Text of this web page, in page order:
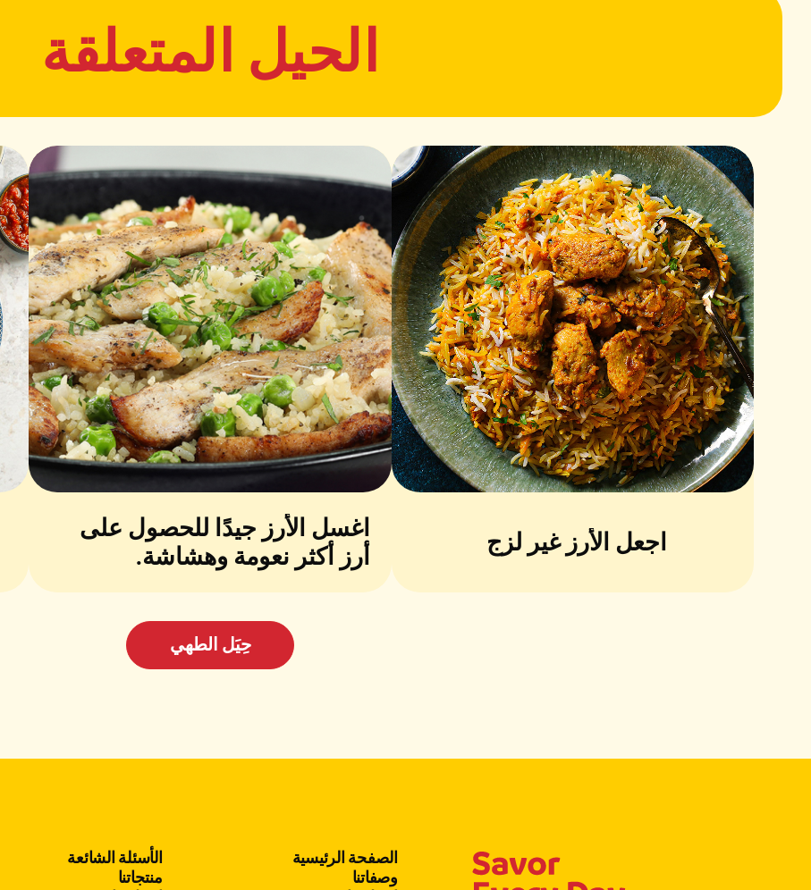
الحيل المتعلقة
اجعل الأرز غير لزج
اغسل الأرز جيدًا للحصول على
أرز أكثر نعومة وهشاشة.
حِيَل الطهي
الصفحة الرئيسية
وصفاتنا
الأسئلة الشائعة
منتجاتنا